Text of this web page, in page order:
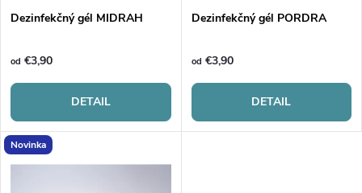
e
p
r
o
s
p
r
o
d
Dezinfekčný gél MIDRAH
od €3,90
DETAIL
Dezinfekčný gél PORDRA
od €3,90
DETAIL
Novinka